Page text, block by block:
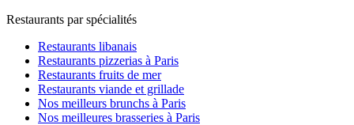
Restaurants par spécialités
Restaurants libanais
Restaurants pizzerias à Paris
Restaurants fruits de mer
Restaurants viande et grillade
Nos meilleurs brunchs à Paris
Nos meilleures brasseries à Paris